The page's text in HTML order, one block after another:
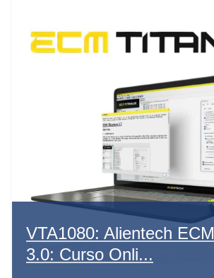
VTA1080: Alientech
3.0: Curso Onli...